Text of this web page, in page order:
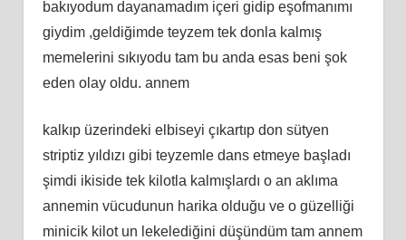
bakıyodum dayanamadım içeri gidip eşofmanımı
giydim ,geldiğimde teyzem tek donla kalmış
memelerini sıkıyodu tam bu anda esas beni şok
eden olay oldu. annem
kalkıp üzerindeki elbiseyi çıkartıp don sütyen
striptiz yıldızı gibi teyzemle dans etmeye başladı
şimdi ikiside tek kilotla kalmışlardı o an aklıma
annemin vücudunun harika olduğu ve o güzelliği
minicik kilot un lekelediğini düşündüm tam annem